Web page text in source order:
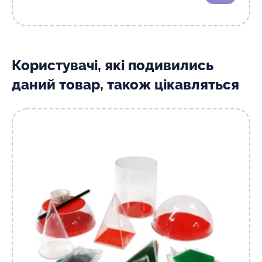
Користувачі, які подивились
даний товар, також цікавляться